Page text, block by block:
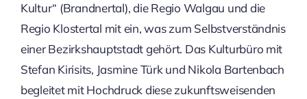
Kultur“ (Brandnertal), die Regio Walgau und die
Regio Klostertal mit ein, was zum Selbstverständnis
einer Bezirkshauptstadt gehört. Das Kulturbüro mit
Stefan Kirisits, Jasmine Türk und Nikola Bartenbach
begleitet mit Hochdruck diese zukunftsweisenden